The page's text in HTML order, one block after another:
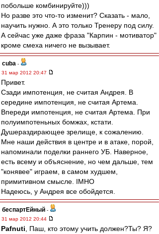
побольше комбинируйте)))
Но разве это что-то изменит? Сказать - мало,
научить нужно. А это только Тренеру под силу.
А сейчас уже даже фраза "Карпин - мотиватор"
кроме смеха ничего не вызывает.
cuba -
31 мар 2012 20:47
Привет.
Сзади импотенция, не считая Андрея. В
середине импотенция, не считая Артема.
Впереди импотенция, не считая Артема. При
полуимпотеньных бомжах, кстати.
Душераздирающее зрелище, к сожалению.
Мне наши действия в центре и в атаке, порой,
напоминали поделки раннего УБ. Наверное,
есть всему и объяснение, но чем дальше, тем
"конявее" играем, в самом худшем,
примитивном смысле. IMHO
Надеюсь, у Андрея все обойдется.
беспартЕйный -
31 мар 2012 20:44
Pafnuti , Паш, кто этому учить должен?Ты? Я?